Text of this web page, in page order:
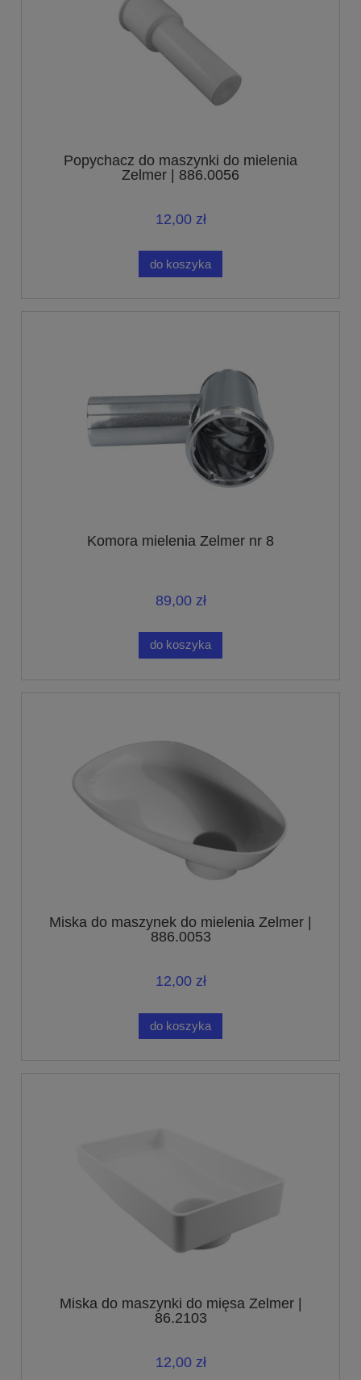
Popychacz do maszynki do mielenia
Zelmer | 886.0056
12,00 zł
do koszyka
Komora mielenia Zelmer nr 8
89,00 zł
do koszyka
Miska do maszynek do mielenia Zelmer |
886.0053
12,00 zł
do koszyka
Miska do maszynki do mięsa Zelmer |
86.2103
12,00 zł